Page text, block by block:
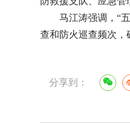
马江涛强调，“
查和防火巡查频次，
分享到：